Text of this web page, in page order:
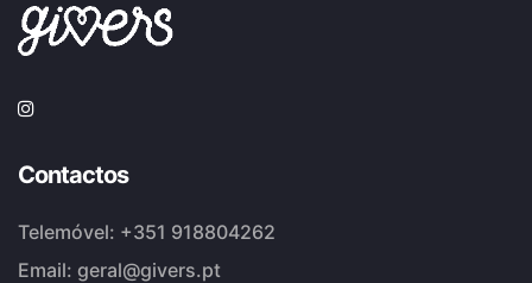
Contactos
Telemóvel: +351 918804262
Email: geral@givers.pt